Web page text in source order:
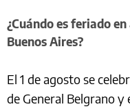
¿Cuándo es feriado
Buenos Aires?
El 1 de agosto se
de General Belgrano y